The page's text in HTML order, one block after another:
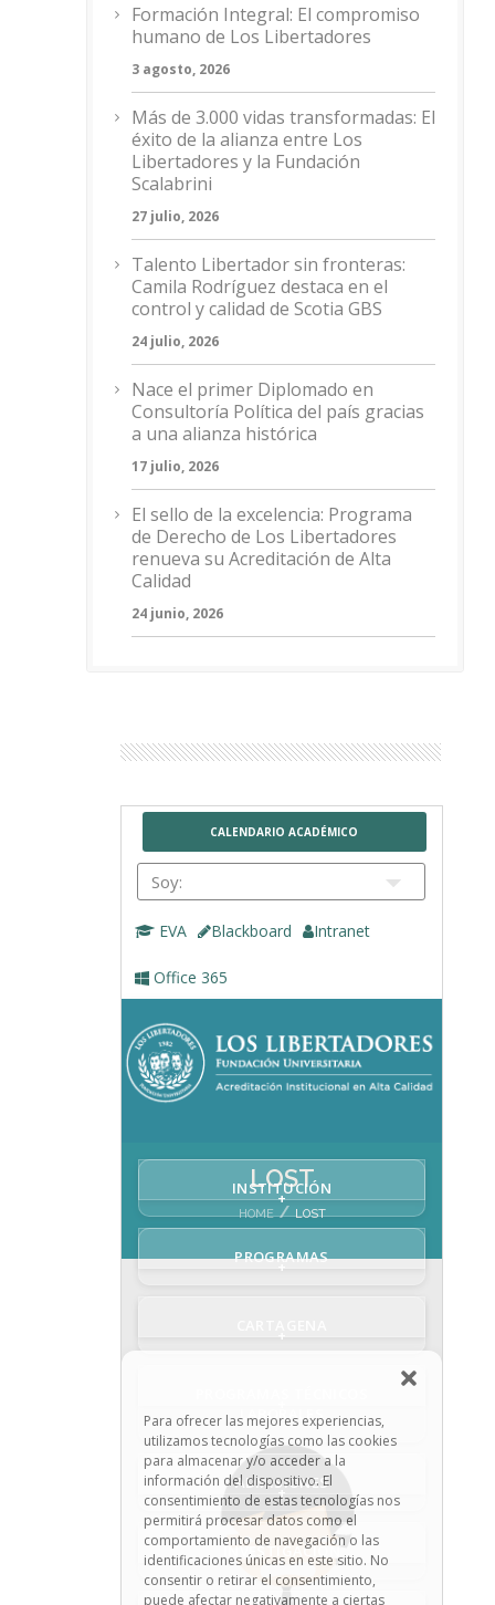
Formación Integral: El compromiso
humano de Los Libertadores
3 agosto, 2026
Más de 3.000 vidas transformadas: El
éxito de la alianza entre Los
Libertadores y la Fundación
Scalabrini
27 julio, 2026
Talento Libertador sin fronteras:
Camila Rodríguez destaca en el
control y calidad de Scotia GBS
24 julio, 2026
Nace el primer Diplomado en
Consultoría Política del país gracias
a una alianza histórica
17 julio, 2026
El sello de la excelencia: Programa
de Derecho de Los Libertadores
renueva su Acreditación de Alta
Calidad
24 junio, 2026